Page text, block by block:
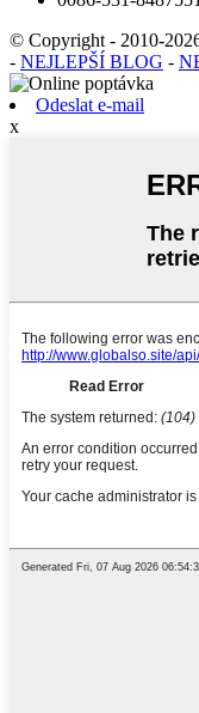
© Copyright - 2010-
- NEJLEPŠÍ BLOG -
Odeslat e-mail
x